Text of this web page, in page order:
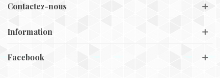
Contactez-nous
Information
Facebook